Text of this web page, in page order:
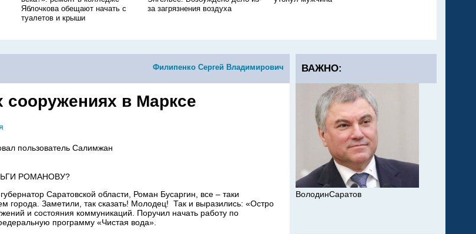
Яблочкова обещают начать с
туалетов и крыши
за загрязнения воздуха
Филипенко Сергей Владимирович
сооружениях в Марксе
пользователь Салимжан
РОМАНОВУ?
Саратовской области, Роман Бусаргин, все – таки
города. Заметили, так сказать! Молодец! Так и выразились: «Остро
и состояния коммуникаций. Поручил начать работу по
программу «Чистая вода».
ВАЖНО:
ВолодинСаратов